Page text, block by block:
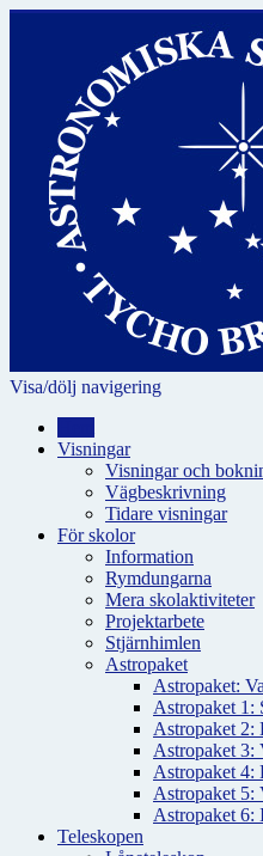
Visa/dölj navigering
Visningar
Visningar och
Vägbeskrivning
Tidare visningar
För skolor
Information
Rymdungarna
Mera skolaktiviteter
Projektarbete
Stjärnhimlen
Astropaket
Astropaket:
Astropaket 1:
Astropaket 2:
Astropaket 3:
Astropaket 4:
Astropaket 5:
Astropaket 6:
Teleskopen